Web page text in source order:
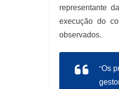
representante
execução do
observados.
“Os